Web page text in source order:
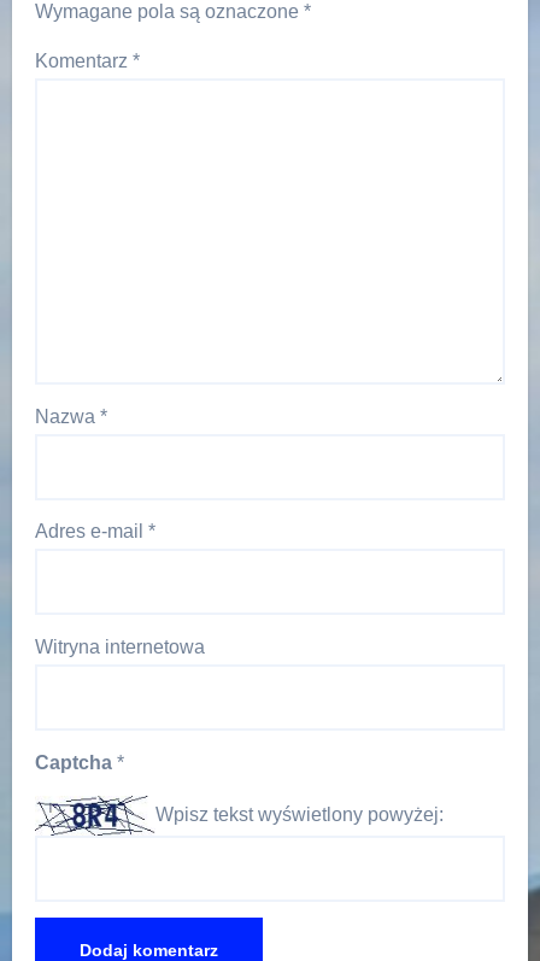
Wymagane pola są oznaczone *
Komentarz *
Nazwa *
Adres e-mail *
Witryna internetowa
Captcha *
Wpisz tekst wyświetlony powyżej: